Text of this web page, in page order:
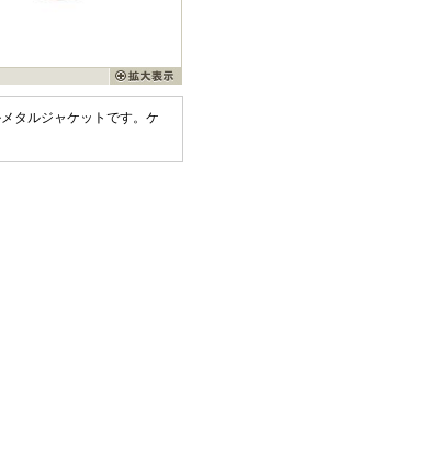
タルジャケットです。ケ